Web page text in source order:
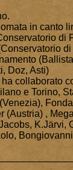
in canto
di
Doz, Asti)
collaborato
e Torino,
(Austria) ,
K.Järvi,